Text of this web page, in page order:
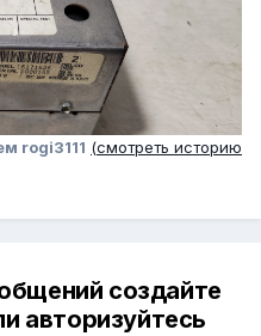
rogi3111 (смотреть историю
создайте
авторизуйтесь